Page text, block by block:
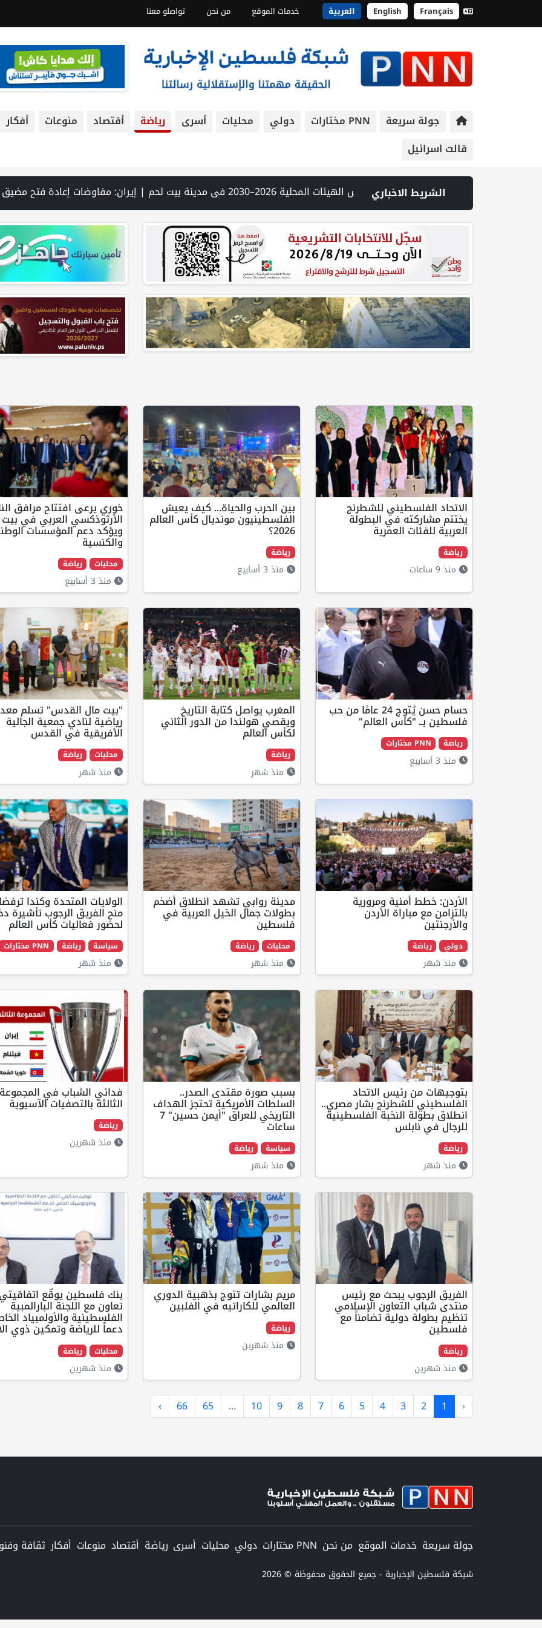
English Français العربية خدمات الموقع من نحن تواصلو معنا
جولة سريعة PNN مختارات دولي محليات أسرى رياضة أقتصاد منوعات
أفكار
قالت اسرائيل
الشريط الاخباري
على السيف بقلم رشيد شاهين | مديرية اقتصاد بيت لحم وغرفة التجارة وبلدية الخضر ينظمون جولة باسواق الخضر لمرابة التزام التجار بشروط السلامة | الهيئة العامة للمدن الصناعية تنظم جولة في مدينة أريحا الصناعية الزراعية لتعزيز الاستثمارات | المحكمة العليا تجمد تحويل أموال للحريديين والمستوطنات صودق عليها بالكنيست | مصادر عبرية: مقتل جنديين وإصابة 7 آخرين بانفجار عبوة استهدفت قوة للاحتلال في جنوب لبنان | محافظ جنين يطلع ممثل الاتحاد الأوروبي على تصاعد انتهاكات الاحتلال والتوسع الاستعماري | الاحتلال يواصل اقتحام مخيم قلنديا ويعتدي على الصحفيين ويغلق عدة مداخل بالسواتر الترابية | الهجوم على بلدة تل: تحقيق الجيش الإسرائيلي يلمح إلى مقتل الجندي بنيران جنود أو مستوطنين | انطلاق اجتماع وزاري في عمان لبلورة موقف مشترك بشأن القدس | الطبيب الأسير حسام أبو صفية يتعرض لأعنف تعذيب إسرائيلي ومصاب بكسور في الصدر | يسرائيل هيوم: توقيع اتفاقية قانونية بشأن تحديد العلاقات بين الجيش الإسرائيلي وقوة الاستقرار الدولية | الأمم المتحدة: عودة أكثر من 800 ألف نازح لبناني إلى مناطق سكنهم
الاتحاد الفلسطيني للشطرنج
يختتم مشاركته في البطولة
العربية للفئات العمرية
رياضة
منذ 9 ساعات
بين الحرب والحياة... كيف يعيش
الفلسطينيون مونديال كأس العالم
2026؟
رياضة
منذ 3 أسابيع
خوري يرعى افتتاح مرافق
الأرثوذكسي العربي في بيت
ويؤكد دعم المؤسسات
والكنسية
محليات رياضة
منذ 3 أسابيع
حسام حسن يُتوج 24 عامًا من حب
فلسطين بــ "كأس العالم"
رياضة PNN مختارات
منذ 3 أسابيع
المغرب يواصل كتابة التاريخ
ويقصي هولندا من الدور الثاني
لكأس العالم
رياضة
منذ شهر
"بيت مال القدس" تسلم
رياضية لنادي جمعية الجالية
الأفريقية في القدس
محليات رياضة
منذ شهر
الأردن: خطط أمنية ومرورية
بالتزامن مع مباراة الأردن
والأرجنتين
دولي رياضة
منذ شهر
مدينة روابي تشهد انطلاق أضخم
بطولات جمال الخيل العربية في
فلسطين
محليات رياضة
منذ شهر
الولايات المتحدة وكندا
منح الفريق الرجوب تأشيرة
لحضور فعاليات كأس العالم
سياسة رياضة PNN مختارات
منذ شهر
بتوجيهات من رئيس الاتحاد
الفلسطيني للشطرنج بشار مصري..
انطلاق بطولة النخبة الفلسطينية
للرجال في نابلس
رياضة
منذ شهر
بسبب صورة مقتدى الصدر..
السلطات الأمريكية تحتجز الهداف
التاريخي للعراق "أيمن حسين" 7
ساعات
سياسة رياضة
منذ شهر
فدائي الشباب في المجموعة
الثالثة بالتصفيات الآسيوية
رياضة
منذ شهرين
الفريق الرجوب يبحث مع رئيس
منتدى شباب التعاون الإسلامي
تنظيم بطولة دولية تضامناً مع
فلسطين
رياضة
منذ شهرين
مريم بشارات تتوج بذهبية الدوري
العالمي للكاراتيه في الفلبين
رياضة
منذ شهرين
بنك فلسطين يوقّع
تعاون مع اللجنة البارالمبية
الفلسطينية والأولمبياد
دعماً للرياضة وتمكين ذوي
محليات رياضة
منذ شهرين
‹
1
2
3
4
5
6
7
8
9
10
...
65
66
›
جولة سريعة خدمات الموقع من نحن PNN مختارات دولي محليات أسرى رياضة أقتصاد منوعات أفكار ثقافة
شبكة فلسطين الإخبارية - جميع الحقوق محفوظة © 2026